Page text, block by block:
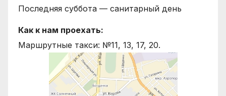
Последняя суббота — санитарный день
Как к нам проехать:
Маршрутные такси: №11, 13, 17, 20.